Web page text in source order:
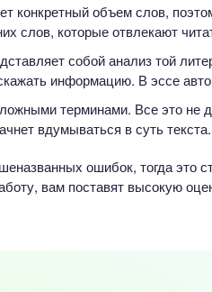
конкретный объем слов,
слов, которые отвлекают
собой анализ той
информацию. В эссе
терминами. Все это не
вдумываться в суть текста.
ошибок, тогда это
вам поставят высокую